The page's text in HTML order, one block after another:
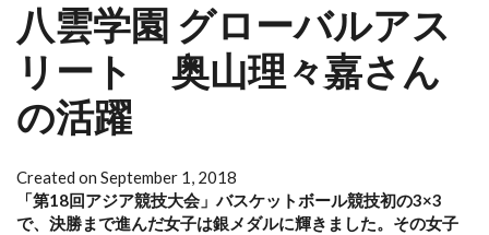
八雲学園 グローバルアス
リート 奥山理々嘉さん
の活躍
Created on September 1, 2018
「第18回アジア競技大会」バスケットボール競技初の3×3
で、決勝まで進んだ女子は銀メダルに輝きました。その女子